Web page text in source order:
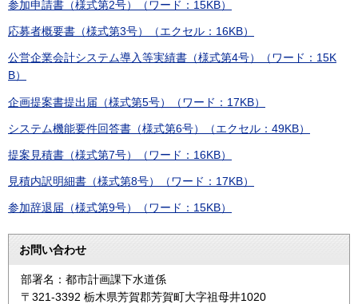
参加申請書（様式第2号）（ワード：15KB）
応募者概要書（様式第3号）（エクセル：16KB）
公営企業会計システム導入等実績書（様式第4号）（ワード：15K
B）
企画提案書提出届（様式第5号）（ワード：17KB）
システム機能要件回答書（様式第6号）（エクセル：49KB）
提案見積書（様式第7号）（ワード：16KB）
見積内訳明細書（様式第8号）（ワード：17KB）
参加辞退届（様式第9号）（ワード：15KB）
お問い合わせ
部署名：都市計画課下水道係
〒321-3392 栃木県芳賀郡芳賀町大字祖母井1020